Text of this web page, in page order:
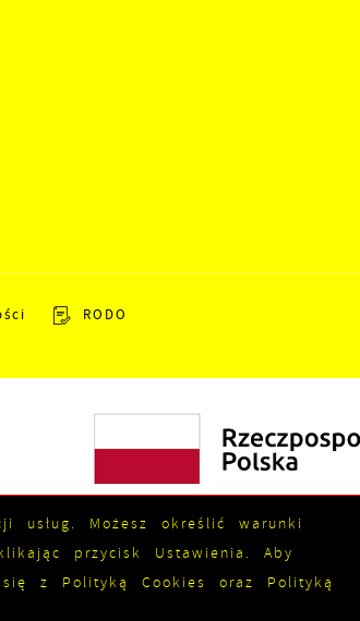
RODO
Możesz określić warunki
przycisk Ustawienia. Aby
z Polityką Cookies oraz Polityką